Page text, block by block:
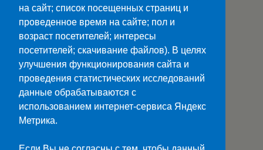
Наверх
Мобильн.
на сайт; список посещенных страниц и
проведенное время на сайте; пол и
возраст посетителей; интересы
посетителей; скачивание файлов). В целях
улучшения функционирования сайта и
проведения статистических исследований
данные обрабатываются с
использованием интернет-сервиса Яндекс
Метрика.